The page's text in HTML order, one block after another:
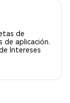
de
de aplicación.
Intereses